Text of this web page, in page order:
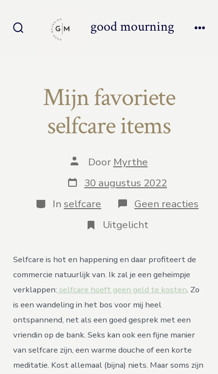
overslaan
good mourning
Mijn favoriete
selfcare items
Auteur
bericht
Door Myrthe
Berichtdatum
30 augustus 2022
Categorieën
In selfcare Geen reacties
Mijn
Uitgelicht
Selfcare is hot en happening en daar profiteert de
commercie natuurlijk van. Ik zal je een geheimpje
verklappen: selfcare hoeft geen geld te kosten. Zo
is een wandeling in het bos voor mij heel
ontspannend, net als een goed gesprek met een
vriendin op de bank. Seks kan ook een fijne manier
van selfcare zijn, een warme douche of een korte
meditatie. Kost allemaal (bijna) niets. Maar soms zijn